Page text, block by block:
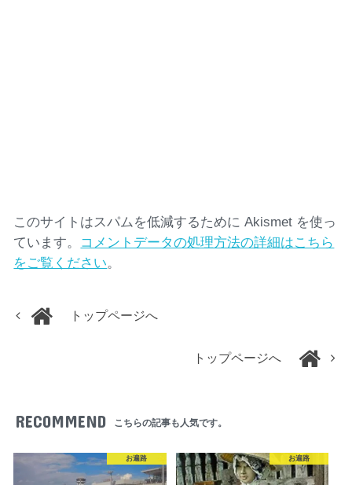
このサイトはスパムを低減するために Akismet を使っ
ています。 コメントデータの処理方法の詳細はこちら
をご覧ください。
トップページへ
トップページへ
RECOMMEND こちらの記事も人気です。
お遍路 お遍路